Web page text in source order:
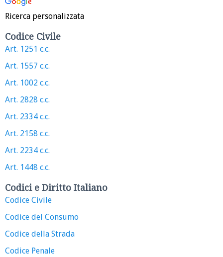
Ricerca personalizzata
Codice Civile
Art. 1251 c.c.
Art. 1557 c.c.
Art. 1002 c.c.
Art. 2828 c.c.
Art. 2334 c.c.
Art. 2158 c.c.
Art. 2234 c.c.
Art. 1448 c.c.
Codici e Diritto Italiano
Codice Civile
Codice del Consumo
Codice della Strada
Codice Penale